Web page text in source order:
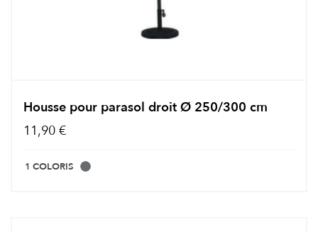
Housse pour parasol droit Ø 250/300 cm
11,90 €
1 COLORIS